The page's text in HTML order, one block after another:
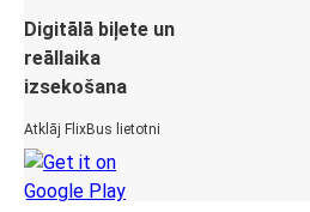
Digitālā biļete un
reāllaika
izsekošana
Atklāj FlixBus lietotni